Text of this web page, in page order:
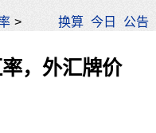
> 换算 今日 公告
，外汇牌价